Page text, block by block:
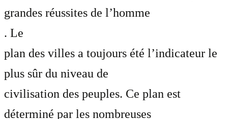
grandes réussites de l’homme
. Le
plan des villes a toujours été l’indicateur le
plus sûr du niveau de
civilisation des peuples. Ce plan est
déterminé par les nombreuses